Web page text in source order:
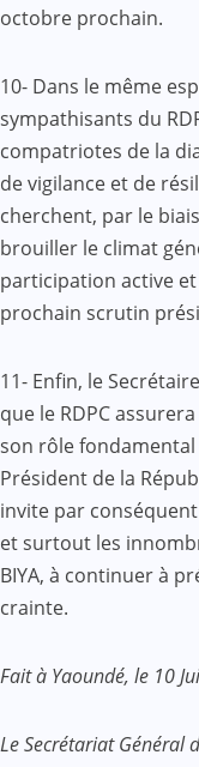
octobre prochain.
10- Dans le même
sympathisants du
compatriotes de la
de vigilance et de
cherchent, par le
brouiller le climat
participation active
prochain scrutin
11- Enfin, le
que le RDPC
son rôle
Président de la
invite par
et surtout les
BIYA, à continuer à
crainte.
Fait à Yaoundé, le 10
Le Secrétariat Général